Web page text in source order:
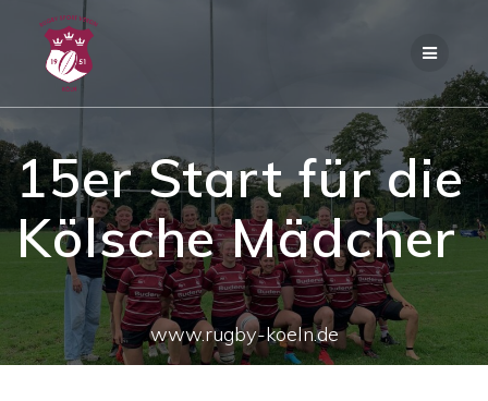
springen
15er Start für die
Kölsche Mädcher
www.rugby-koeln.de